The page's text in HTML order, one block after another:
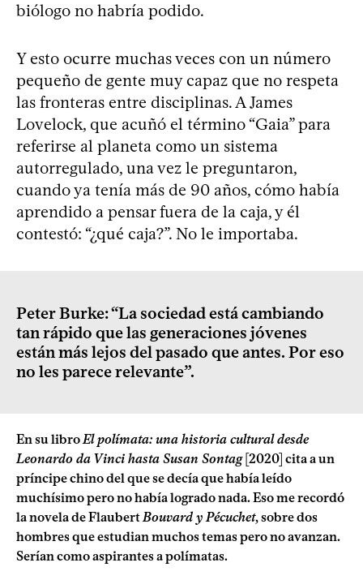
biólogo no habría podido.
Y esto ocurre muchas veces con un número
pequeño de gente muy capaz que no respeta
las fronteras entre disciplinas. A James
Lovelock, que acuñó el término “Gaia” para
referirse al planeta como un sistema
autorregulado, una vez le preguntaron,
cuando ya tenía más de 90 años, cómo había
aprendido a pensar fuera de la caja, y él
contestó: “¿qué caja?”. No le importaba.
Peter Burke: “La sociedad está cambiando
tan rápido que las generaciones jóvenes
están más lejos del pasado que antes. Por eso
no les parece relevante”.
En su libroEl polímata: una historia cultural desde
Leonardo da Vinci hasta Susan Sontag[2020] cita a un
príncipe chino del que se decía que había leído
muchísimo pero no había logrado nada. Eso me recordó
la novela de FlaubertBouvard y Pécuchet, sobre dos
hombres que estudian muchos temas pero no avanzan.
Serían como aspirantes a polímatas.